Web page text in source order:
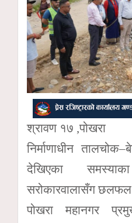
श्रावण १७ ,पोखरा
निर्माणाधीन
देखिएका
सरोकारवालासँग छलफल
पोखरा महानगर